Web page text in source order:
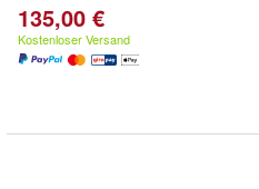
135,00 €
Kostenloser Versand